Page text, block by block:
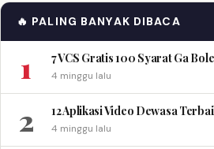
🔥 PALING BANYAK DIBACA
1 7 VCS Gratis 100 Syarat Ga
4 minggu lalu
2 12 Aplikasi Video Dewasa
4 minggu lalu